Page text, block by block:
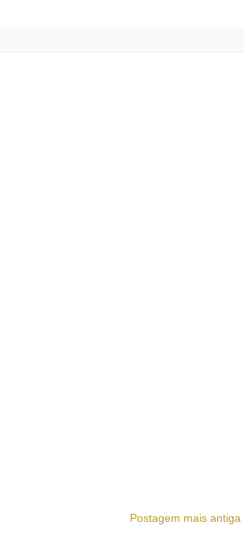
Postagem mais antiga